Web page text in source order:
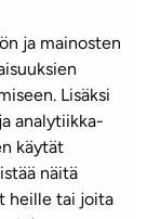
ja mainosten
Lisäksi
analytiikka-
käytät
näitä
heille tai joita